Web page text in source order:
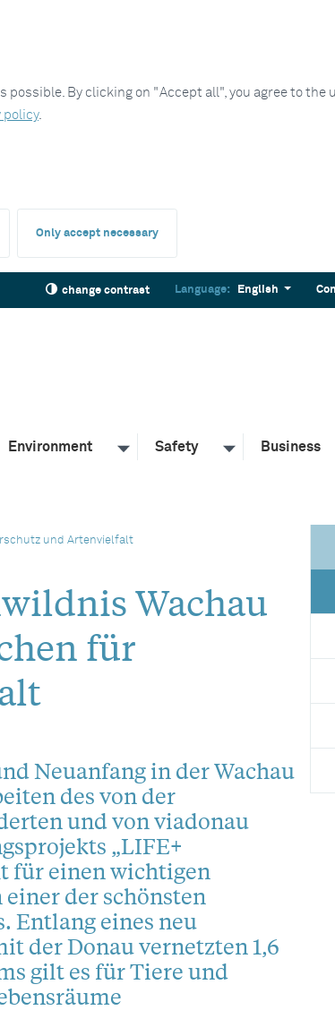
By clicking on "Accept all", you agree to the
policy.
Only accept necessary
change contrast Language: English
Environment Safety Business
und Artenvielfalt
Wachau
für
Neuanfang in der Wachau
des von der
und von viadonau
„LIFE+
für einen wichtigen
der schönsten
Entlang eines neu
der Donau vernetzten 1,6
gilt es für Tiere und